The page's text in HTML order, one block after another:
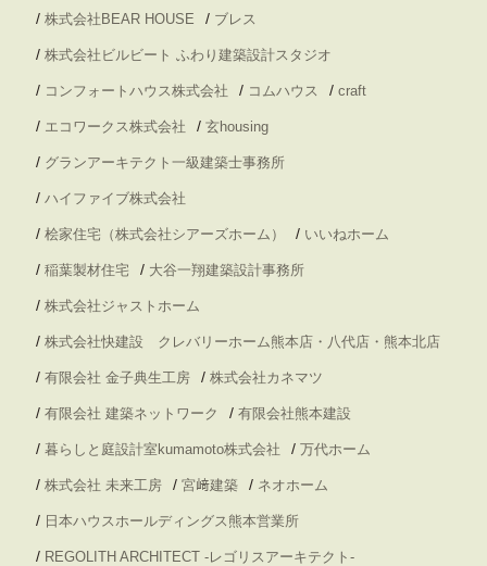
/ 株式会社BEAR HOUSE / ブレス
/ 株式会社ビルビート ふわり建築設計スタジオ
/ コンフォートハウス株式会社 / コムハウス / craft
/ エコワークス株式会社 / 玄housing
/ グランアーキテクト一級建築士事務所
/ ハイファイブ株式会社
/ 桧家住宅（株式会社シアーズホーム） / いいねホーム
/ 稲葉製材住宅 / 大谷一翔建築設計事務所
/ 株式会社ジャストホーム
/ 株式会社快建設 クレバリーホーム熊本店・八代店・熊本北店
/ 有限会社 金子典生工房 / 株式会社カネマツ
/ 有限会社 建築ネットワーク / 有限会社熊本建設
/ 暮らしと庭設計室kumamoto株式会社 / 万代ホーム
/ 株式会社 未来工房 / 宮﨑建築 / ネオホーム
/ 日本ハウスホールディングス熊本営業所
/ REGOLITH ARCHITECT -レゴリスアーキテクト-